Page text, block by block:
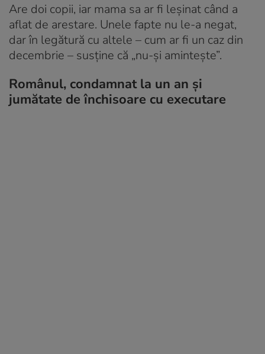
Are doi copii, iar mama sa ar fi leșinat când a
aflat de arestare. Unele fapte nu le-a negat,
dar în legătură cu altele – cum ar fi un caz din
decembrie – susține că „nu-și amintește”.
Românul, condamnat la un an și
jumătate de închisoare cu executare